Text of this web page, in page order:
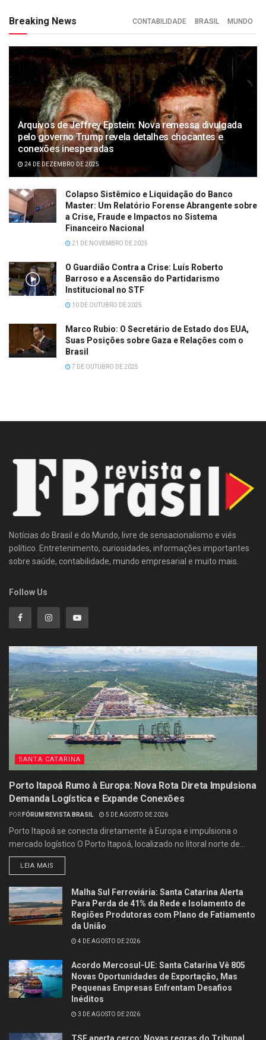
Breaking News CONTABILIDADE BRASIL MUNDO
Arquivos de Jeffrey Epstein: Nova remessa divulgada
pelo governo Trump revela detalhes chocantes e
conexões inesperadas
24 DE DEZEMBRO DE 2025
Colapso Sistêmico e Liquidação do Banco
Master: Um Relatório Forense Abrangente sobre
a Crise, Fraude e Impactos no Sistema
Financeiro Nacional
21 DE NOVEMBRO DE 2025
O Guardião Contra a Crise: Luís Roberto
Barroso e a Ascensão do Partidarismo
Institucional no STF
10 DE OUTUBRO DE 2025
Marco Rubio: O Secretário de Estado dos EUA,
Suas Posições sobre Gaza e Relações com o
Brasil
7 DE OUTUBRO DE 2025
Notícias do Brasil e do Mundo, livre de sensacionalismo e viés
político. Entretenimento, curiosidades, informações importantes
sobre saúde, contabilidade, mundo empresarial e muito mais.
Follow Us
SANTA CATARINA
Porto Itapoá Rumo à Europa: Nova Rota Direta Impulsiona
Demanda Logística e Expande Conexões
POR FÓRUM REVISTA BRASIL 5 DE AGOSTO DE 2026
Porto Itapoá se conecta diretamente à Europa e impulsiona o
mercado logístico O Porto Itapoá, localizado no litoral norte de...
LEIA MAIS
Malha Sul Ferroviária: Santa Catarina Alerta
Para Perda de 41% da Rede e Isolamento de
Regiões Produtoras com Plano de Fatiamento
da União
4 DE AGOSTO DE 2026
Acordo Mercosul-UE: Santa Catarina Vê 805
Novas Oportunidades de Exportação, Mas
Pequenas Empresas Enfrentam Desafios
Inéditos
3 DE AGOSTO DE 2026